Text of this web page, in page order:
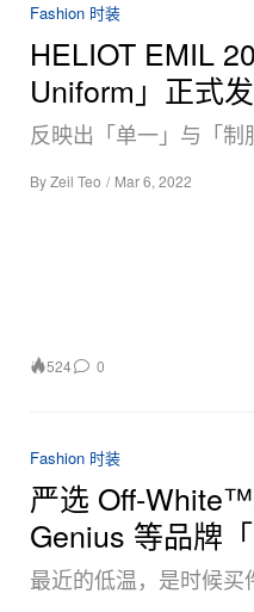
Fashion 时装
HELIOT EMIL
Uniform」正式
反映出「单一」与「制
ByZeil Teo / Mar 6, 2022
524 0
Fashion 时装
严选 Off-
Genius 等品牌
最近的低温，是时候